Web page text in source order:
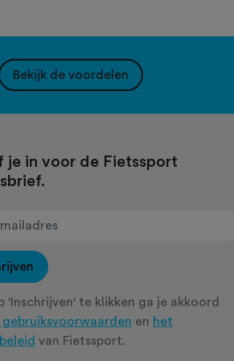
Bekijk de voordelen
je in voor de Fietssport
'Inschrijven' te klikken ga je akkoord
gebruiksvoorwaarden en het
van Fietssport.